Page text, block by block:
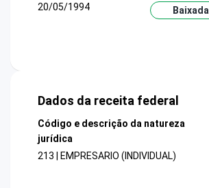
20/05/1994
Baixada
Dados da receita federal
Código e descrição da natureza
jurídica
213 | EMPRESARIO (INDIVIDUAL)